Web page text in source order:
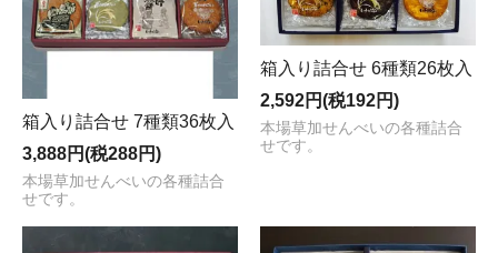
箱入り詰合せ 7種類36枚入
3,888円(税288円)
本場草加せんべいの各種詰合
せです。
箱入り詰合せ 6種類26枚入
2,592円(税192円)
本場草加せんべいの各種詰合
せです。